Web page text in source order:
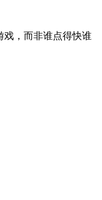
戏，而非谁点得快谁